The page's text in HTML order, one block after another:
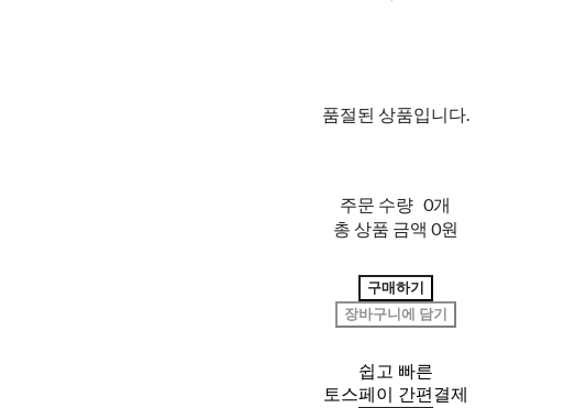
품절된 상품입니다.
주문 수량 0개
총 상품 금액 0원
구매하기
장바구니에 담기
쉽고 빠른
토스페이 간편결제